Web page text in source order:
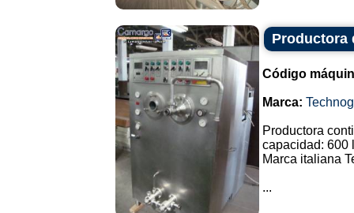
Productora
Código
Marca:
Productora
capacidad: 600
Marca italiana
...